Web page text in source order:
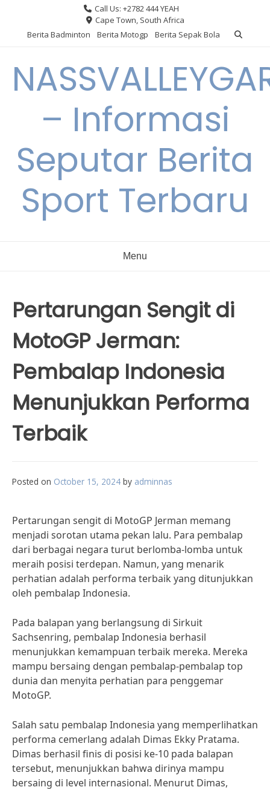
content
Call Us: +2782 444 YEAH
Cape Town, South Africa
Berita Badminton
Berita Motogp Berita Sepak Bola
– Informasi
Seputar Berita
Sport Terbaru
Menu
Pertarungan Sengit di
MotoGP Jerman:
Pembalap Indonesia
Menunjukkan Performa
Terbaik
Posted on October 15, 2024 by adminnas
Pertarungan sengit di MotoGP Jerman memang
menjadi sorotan utama pekan lalu. Para pembalap
dari berbagai negara turut berlomba-lomba untuk
meraih posisi terdepan. Namun, yang menarik
perhatian adalah performa terbaik yang ditunjukkan
oleh pembalap Indonesia.
Pada balapan yang berlangsung di Sirkuit
Sachsenring, pembalap Indonesia berhasil
menunjukkan kemampuan terbaik mereka. Mereka
mampu bersaing dengan pembalap-pembalap top
dunia dan menyita perhatian para penggemar
MotoGP.
Salah satu pembalap Indonesia yang memperlihatkan
performa cemerlang adalah Dimas Ekky Pratama.
Dimas berhasil finis di posisi ke-10 pada balapan
tersebut, menunjukkan bahwa dirinya mampu
bersaing di level internasional. Menurut Dimas,